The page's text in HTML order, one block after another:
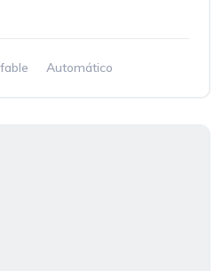
Automático